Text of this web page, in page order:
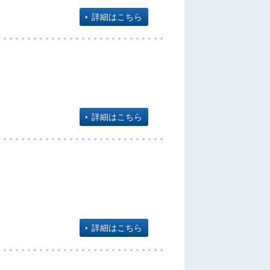
詳細はこちら
詳細はこちら
詳細はこちら